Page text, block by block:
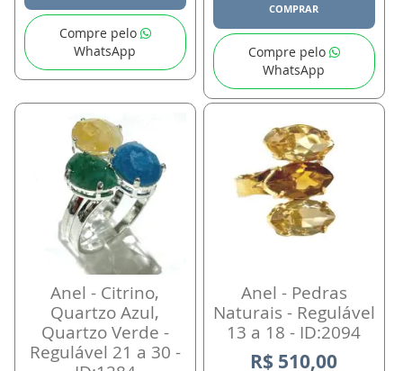
Compre pelo
WhatsApp
COMPRAR
Compre pelo
WhatsApp
Anel - Citrino,
Quartzo Azul,
Quartzo Verde -
Regulável 21 a 30 -
Anel - Pedras
Naturais - Regulável
13 a 18 - ID:2094
R$ 510,00